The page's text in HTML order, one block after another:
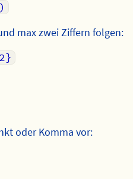
max zwei Ziffern folgen:
oder Komma vor: